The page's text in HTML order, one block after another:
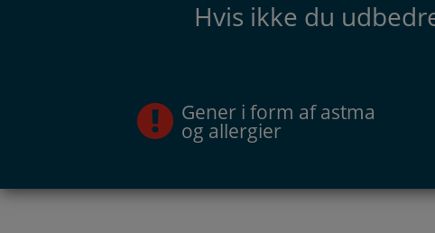
Hvis ikke du
Gener i form af astma
og allergier